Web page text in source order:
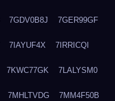
7GDV0B8J 7GER99GF
7IAYUF4X 7IRRICQI
7KWC77GK 7LALYSM0
7MHLTVDG 7MM4F50B